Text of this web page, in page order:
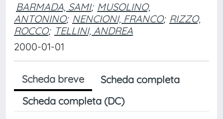
BARMADA, SAMI; MUSOLINO,
ANTONINO; NENCIONI, FRANCO; RIZZO,
ROCCO; TELLINI, ANDREA
2000-01-01
Scheda breve
Scheda completa
Scheda completa (DC)